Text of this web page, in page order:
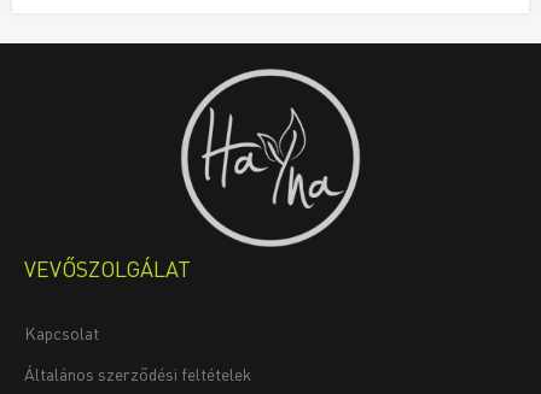
VEVŐSZOLGÁLAT
Kapcsolat
Általános szerződési feltételek